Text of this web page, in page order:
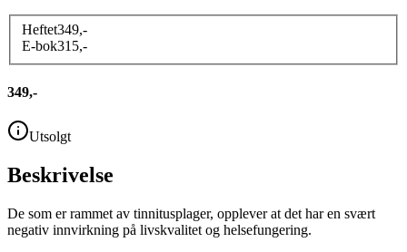
Heftet349,-
E-bok315,-
349,-
Utsolgt
Beskrivelse
De som er rammet av tinnitusplager, opplever at det har en svært
negativ innvirkning på livskvalitet og helsefungering.